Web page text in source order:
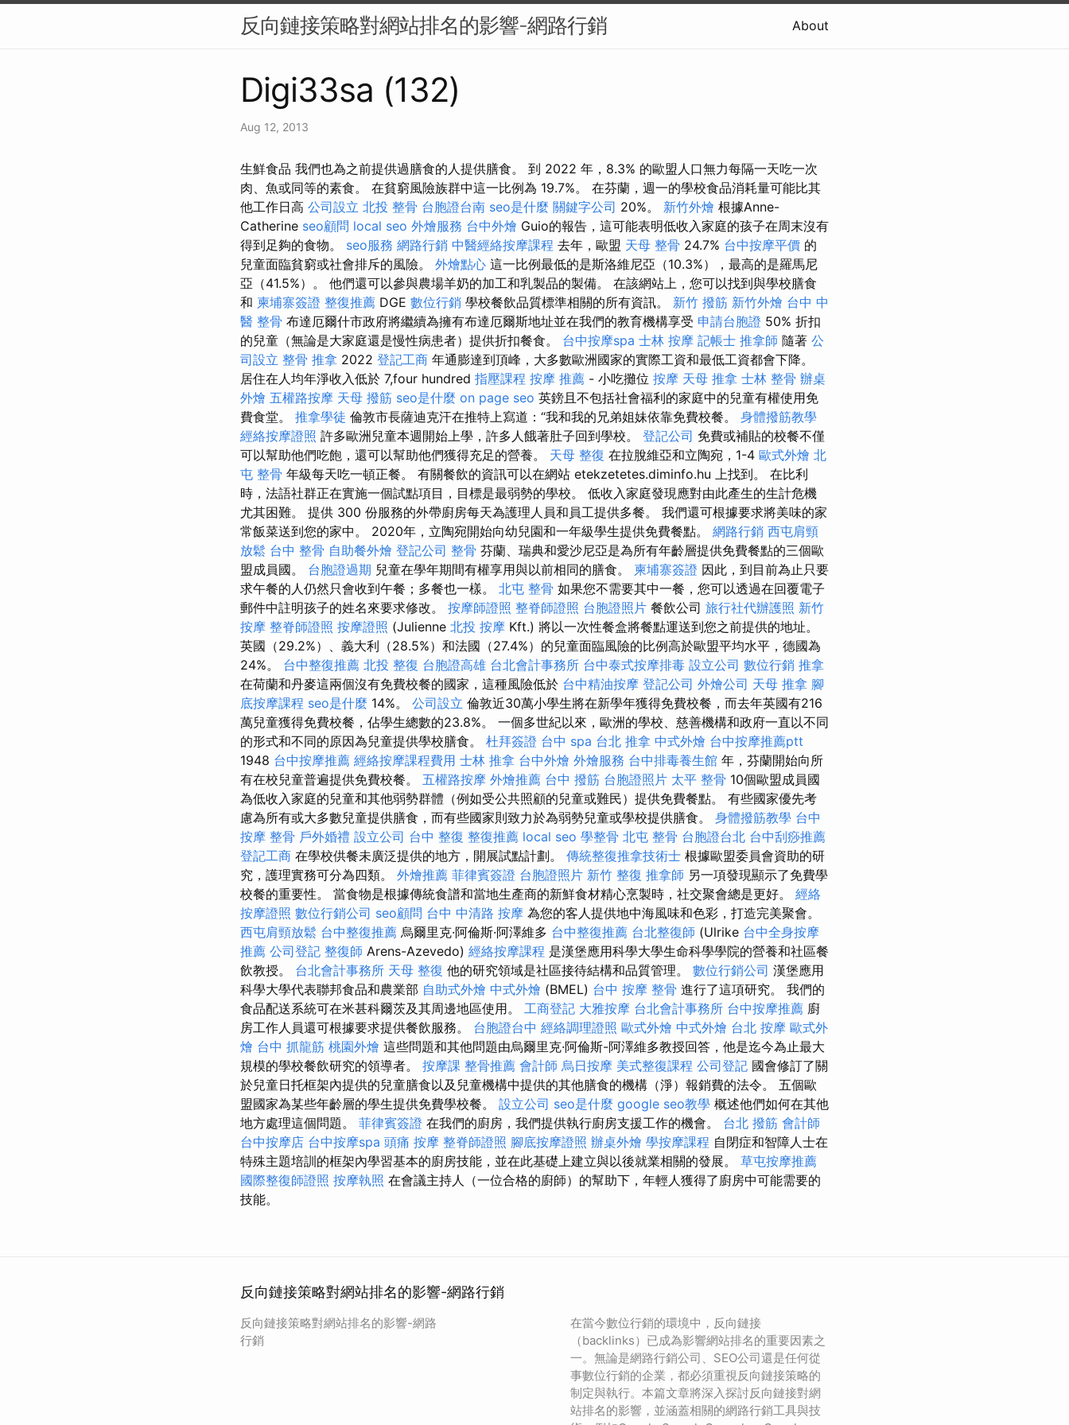
反向鏈接策略對網站排名的影響-網路行銷 About
Digi33sa (132)
Aug 12, 2013
生鮮食品 我們也為之前提供過膳食的人提供膳食。 到 2022 年，8.3% 的歐盟人口無力每隔一天吃一次
肉、魚或同等的素食。 在貧窮風險族群中這一比例為 19.7%。 在芬蘭，週一的學校食品消耗量可能比其
他工作日高 公司設立 北投 整骨 台胞證台南 seo是什麼 關鍵字公司 20%。 新竹外燴 根據Anne-
Catherine seo顧問 local seo 外燴服務 台中外燴 Guio的報告，這可能表明低收入家庭的孩子在周末沒有
得到足夠的食物。 seo服務 網路行銷 中醫經絡按摩課程 去年，歐盟 天母 整骨 24.7% 台中按摩平價 的
兒童面臨貧窮或社會排斥的風險。 外燴點心 這一比例最低的是斯洛維尼亞（10.3%），最高的是羅馬尼
亞（41.5%）。 他們還可以參與農場羊奶的加工和乳製品的製備。 在該網站上，您可以找到與學校膳食
和 柬埔寨簽證 整復推薦 DGE 數位行銷 學校餐飲品質標準相關的所有資訊。 新竹 撥筋 新竹外燴 台中 中
醫 整骨 布達厄爾什市政府將繼續為擁有布達厄爾斯地址並在我們的教育機構享受 申請台胞證 50% 折扣
的兒童（無論是大家庭還是慢性病患者）提供折扣餐食。 台中按摩spa 士林 按摩 記帳士 推拿師 隨著 公
司設立 整骨 推拿 2022 登記工商 年通膨達到頂峰，大多數歐洲國家的實際工資和最低工資都會下降。
居住在人均年淨收入低於 7,four hundred 指壓課程 按摩 推薦 - 小吃攤位 按摩 天母 推拿 士林 整骨 辦桌
外燴 五權路按摩 天母 撥筋 seo是什麼 on page seo 英鎊且不包括社會福利的家庭中的兒童有權使用免
費食堂。 推拿學徒 倫敦市長薩迪克汗在推特上寫道：“我和我的兄弟姐妹依靠免費校餐。 身體撥筋教學
經絡按摩證照 許多歐洲兒童本週開始上學，許多人餓著肚子回到學校。 登記公司 免費或補貼的校餐不僅
可以幫助他們吃飽，還可以幫助他們獲得充足的營養。 天母 整復 在拉脫維亞和立陶宛，1-4 歐式外燴 北
屯 整骨 年級每天吃一頓正餐。 有關餐飲的資訊可以在網站 etekzetetes.diminfo.hu 上找到。 在比利
時，法語社群正在實施一個試點項目，目標是最弱勢的學校。 低收入家庭發現應對由此產生的生計危機
尤其困難。 提供 300 份服務的外帶廚房每天為護理人員和員工提供多餐。 我們還可根據要求將美味的家
常飯菜送到您的家中。 2020年，立陶宛開始向幼兒園和一年級學生提供免費餐點。 網路行銷 西屯肩頸
放鬆 台中 整骨 自助餐外燴 登記公司 整骨 芬蘭、瑞典和愛沙尼亞是為所有年齡層提供免費餐點的三個歐
盟成員國。 台胞證過期 兒童在學年期間有權享用與以前相同的膳食。 柬埔寨簽證 因此，到目前為止只要
求午餐的人仍然只會收到午餐；多餐也一樣。 北屯 整骨 如果您不需要其中一餐，您可以透過在回覆電子
郵件中註明孩子的姓名來要求修改。 按摩師證照 整脊師證照 台胞證照片 餐飲公司 旅行社代辦護照 新竹
按摩 整脊師證照 按摩證照 (Julienne 北投 按摩 Kft.) 將以一次性餐盒將餐點運送到您之前提供的地址。
英國（29.2%）、義大利（28.5%）和法國（27.4%）的兒童面臨風險的比例高於歐盟平均水平，德國為
24%。 台中整復推薦 北投 整復 台胞證高雄 台北會計事務所 台中泰式按摩排毒 設立公司 數位行銷 推拿
在荷蘭和丹麥這兩個沒有免費校餐的國家，這種風險低於 台中精油按摩 登記公司 外燴公司 天母 推拿 腳
底按摩課程 seo是什麼 14%。 公司設立 倫敦近30萬小學生將在新學年獲得免費校餐，而去年英國有216
萬兒童獲得免費校餐，佔學生總數的23.8%。 一個多世紀以來，歐洲的學校、慈善機構和政府一直以不同
的形式和不同的原因為兒童提供學校膳食。 杜拜簽證 台中 spa 台北 推拿 中式外燴 台中按摩推薦ptt
1948 台中按摩推薦 經絡按摩課程費用 士林 推拿 台中外燴 外燴服務 台中排毒養生館 年，芬蘭開始向所
有在校兒童普遍提供免費校餐。 五權路按摩 外燴推薦 台中 撥筋 台胞證照片 太平 整骨 10個歐盟成員國
為低收入家庭的兒童和其他弱勢群體（例如受公共照顧的兒童或難民）提供免費餐點。 有些國家優先考
慮為所有或大多數兒童提供膳食，而有些國家則致力於為弱勢兒童或學校提供膳食。 身體撥筋教學 台中
按摩 整骨 戶外婚禮 設立公司 台中 整復 整復推薦 local seo 學整骨 北屯 整骨 台胞證台北 台中刮痧推薦
登記工商 在學校供餐未廣泛提供的地方，開展試點計劃。 傳統整復推拿技術士 根據歐盟委員會資助的研
究，護理實務可分為四類。 外燴推薦 菲律賓簽證 台胞證照片 新竹 整復 推拿師 另一項發現顯示了免費學
校餐的重要性。 當食物是根據傳統食譜和當地生產商的新鮮食材精心烹製時，社交聚會總是更好。 經絡
按摩證照 數位行銷公司 seo顧問 台中 中清路 按摩 為您的客人提供地中海風味和色彩，打造完美聚會。
西屯肩頸放鬆 台中整復推薦 烏爾里克·阿倫斯·阿澤維多 台中整復推薦 台北整復師 (Ulrike 台中全身按摩
推薦 公司登記 整復師 Arens-Azevedo) 經絡按摩課程 是漢堡應用科學大學生命科學學院的營養和社區餐
飲教授。 台北會計事務所 天母 整復 他的研究領域是社區接待結構和品質管理。 數位行銷公司 漢堡應用
科學大學代表聯邦食品和農業部 自助式外燴 中式外燴 (BMEL) 台中 按摩 整骨 進行了這項研究。 我們的
食品配送系統可在米甚科爾茨及其周邊地區使用。 工商登記 大雅按摩 台北會計事務所 台中按摩推薦 廚
房工作人員還可根據要求提供餐飲服務。 台胞證台中 經絡調理證照 歐式外燴 中式外燴 台北 按摩 歐式外
燴 台中 抓龍筋 桃園外燴 這些問題和其他問題由烏爾里克·阿倫斯-阿澤維多教授回答，他是迄今為止最大
規模的學校餐飲研究的領導者。 按摩課 整骨推薦 會計師 烏日按摩 美式整復課程 公司登記 國會修訂了關
於兒童日托框架內提供的兒童膳食以及兒童機構中提供的其他膳食的機構（淨）報銷費的法令。 五個歐
盟國家為某些年齡層的學生提供免費學校餐。 設立公司 seo是什麼 google seo教學 概述他們如何在其他
地方處理這個問題。 菲律賓簽證 在我們的廚房，我們提供執行廚房支援工作的機會。 台北 撥筋 會計師
台中按摩店 台中按摩spa 頭痛 按摩 整脊師證照 腳底按摩證照 辦桌外燴 學按摩課程 自閉症和智障人士在
特殊主題培訓的框架內學習基本的廚房技能，並在此基礎上建立與以後就業相關的發展。 草屯按摩推薦
國際整復師證照 按摩執照 在會議主持人（一位合格的廚師）的幫助下，年輕人獲得了廚房中可能需要的
技能。
反向鏈接策略對網站排名的影響-網路行銷
反向鏈接策略對網站排名的影響-網路
行銷
在當今數位行銷的環境中，反向鏈接
（backlinks）已成為影響網站排名的重要因素之
一。無論是網路行銷公司、SEO公司還是任何從
事數位行銷的企業，都必須重視反向鏈接策略的
制定與執行。本篇文章將深入探討反向鏈接對網
站排名的影響，並涵蓋相關的網路行銷工具與技